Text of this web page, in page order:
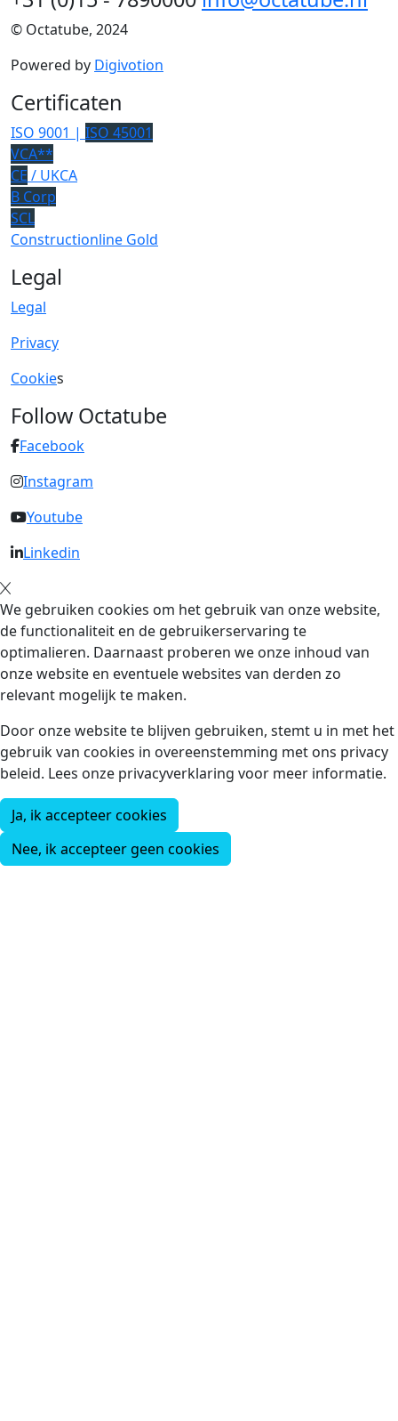
© Octatube, 2024
Powered by Digivotion
Certificaten
ISO 9001 | ISO 45001
VCA**
CE / UKCA
B Corp
SCL
Constructionline Gold
Legal
Legal
Privacy
Cookies
Follow Octatube
Facebook
Instagram
Youtube
Linkedin
We gebruiken cookies om het gebruik van onze website,
de functionaliteit en de gebruikerservaring te
optimalieren. Daarnaast proberen we onze inhoud van
onze website en eventuele websites van derden zo
relevant mogelijk te maken.
Door onze website te blijven gebruiken, stemt u in met het
gebruik van cookies in overeenstemming met ons privacy
beleid. Lees onze privacyverklaring voor meer informatie.
Ja, ik accepteer cookies
Nee, ik accepteer geen cookies